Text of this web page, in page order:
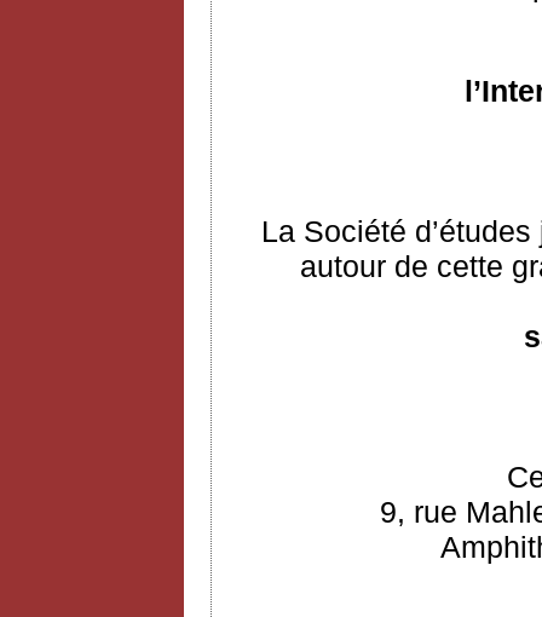
La Société
autour de cette
9, rue